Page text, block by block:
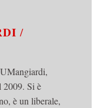
/
2009. Si è
è un liberale,